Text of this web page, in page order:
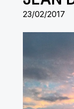
23/02/2017